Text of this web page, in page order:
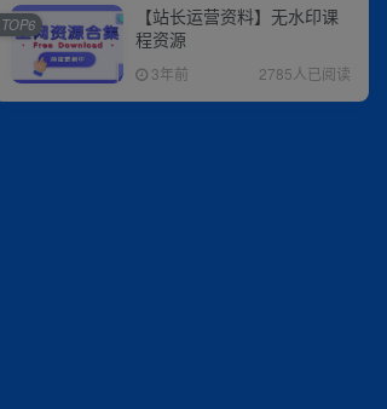
【站长运营资料】无水印课
程资源
3年前 2785人已阅读
TOP6